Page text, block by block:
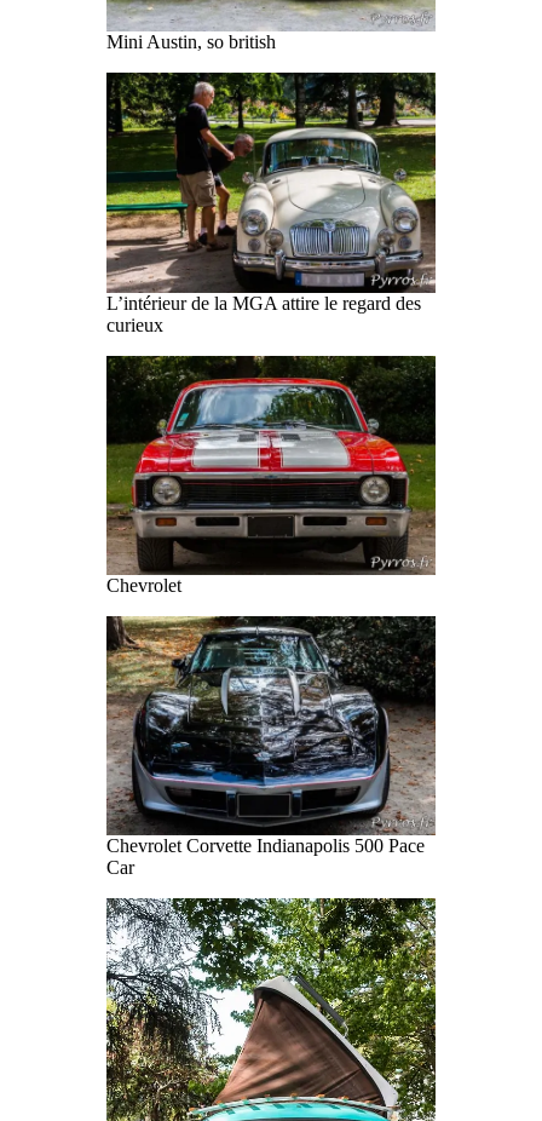
Mini Austin, so british
L’intérieur de la MGA attire le regard des
curieux
Chevrolet
Chevrolet Corvette Indianapolis 500 Pace
Car